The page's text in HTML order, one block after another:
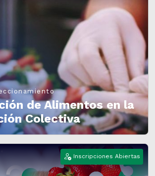
de Alimentos en la
Colectiva
Inscripciones Abiertas